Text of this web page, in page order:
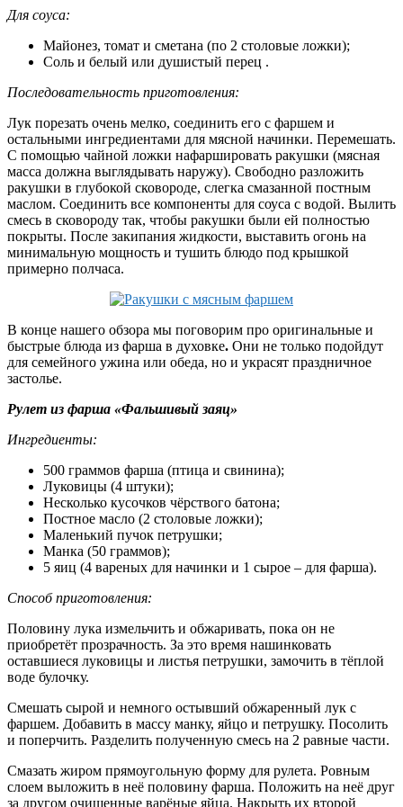
Для соуса:
Майонез, томат и сметана (по 2 столовые ложки);
Соль и белый или душистый перец .
Последовательность приготовления:
Лук порезать очень мелко, соединить его с фаршем и
остальными ингредиентами для мясной начинки. Перемешать.
С помощью чайной ложки нафаршировать ракушки (мясная
масса должна выглядывать наружу). Свободно разложить
ракушки в глубокой сковороде, слегка смазанной постным
маслом. Соединить все компоненты для соуса с водой. Вылить
смесь в сковороду так, чтобы ракушки были ей полностью
покрыты. После закипания жидкости, выставить огонь на
минимальную мощность и тушить блюдо под крышкой
примерно полчаса.
В конце нашего обзора мы поговорим про оригинальные и
быстрые блюда из фарша в духовке. Они не только подойдут
для семейного ужина или обеда, но и украсят праздничное
застолье.
Рулет из фарша «Фальшивый заяц»
Ингредиенты:
500 граммов фарша (птица и свинина);
Луковицы (4 штуки);
Несколько кусочков чёрствого батона;
Постное масло (2 столовые ложки);
Маленький пучок петрушки;
Манка (50 граммов);
5 яиц (4 вареных для начинки и 1 сырое – для фарша).
Способ приготовления:
Половину лука измельчить и обжаривать, пока он не
приобретёт прозрачность. За это время нашинковать
оставшиеся луковицы и листья петрушки, замочить в тёплой
воде булочку.
Смешать сырой и немного остывший обжаренный лук с
фаршем. Добавить в массу манку, яйцо и петрушку. Посолить
и поперчить. Разделить полученную смесь на 2 равные части.
Смазать жиром прямоугольную форму для рулета. Ровным
слоем выложить в неё половину фарша. Положить на неё друг
за другом очищенные варёные яйца. Накрыть их второй